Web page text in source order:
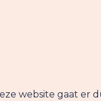
website gaat er